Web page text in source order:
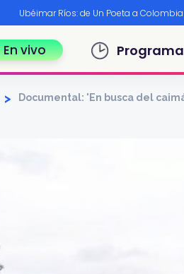
Ubéimar Ríos: de Un Poeta a
En vivo Navegación principal
Documental: 'En busca del